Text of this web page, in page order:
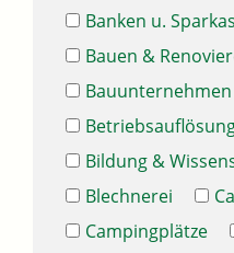
Banken u.
Bauen &
Bauunternehmen
Bildung &
Blechnerei
Campingplätze